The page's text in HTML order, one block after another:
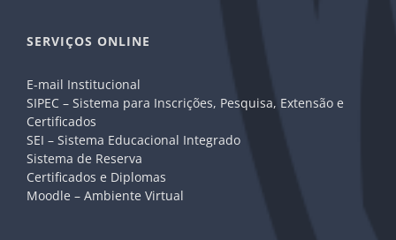
SERVIÇOS ONLINE
E-mail Institucional
SIPEC – Sistema para Inscrições, Pesquisa, Extensão e
Certificados
SEI – Sistema Educacional Integrado
Sistema de Reserva
Certificados e Diplomas
Moodle – Ambiente Virtual